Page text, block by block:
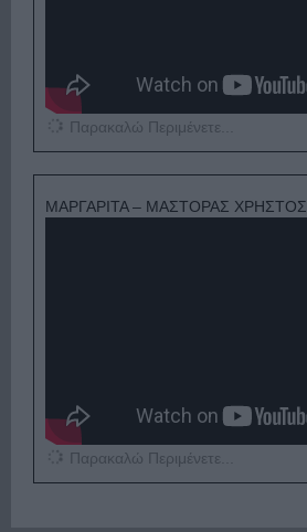
Παρακαλώ Περιμένετε...
ΜΑΡΓΑΡΙΤΑ – ΜΑΣΤΟΡΑΣ ΧΡΗΣΤΟΣ
Παρακαλώ Περιμένετε...